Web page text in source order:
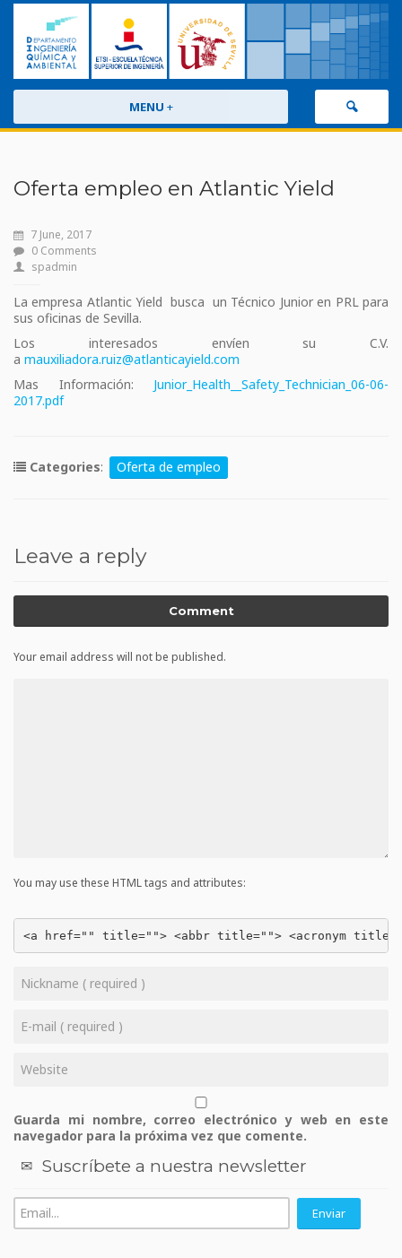
MENU +
Oferta empleo en Atlantic Yield
7 June, 2017
0 Comments
spadmin
La empresa Atlantic Yield busca un Técnico Junior en PRL para
sus oficinas de Sevilla.
Los interesados envíen su C.V.
a mauxiliadora.ruiz@atlanticayield.com
Mas Información: Junior_Health__Safety_Technician_06-06-
2017.pdf
Categories: Oferta de empleo
Leave a reply
Comment
Your email address will not be published.
You may use these HTML tags and attributes:
<a href="" title=""> <abbr title=""> <acronym
Guarda mi nombre, correo electrónico y web en este
navegador para la próxima vez que comente.
Suscríbete a nuestra newsletter